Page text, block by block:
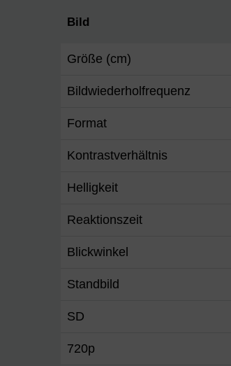
Bild
Größe (cm)
Bildwiederholfrequenz
Format
Kontrastverhältnis
Helligkeit
Reaktionszeit
Blickwinkel
Standbild
SD
720p